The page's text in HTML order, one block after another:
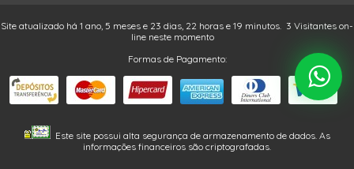
Site atualizado há 1 ano, 5 meses e 23 dias, 22 horas e 19 minutos. 3 Visitantes on-
line neste momento
Formas de Pagamento:
Este site possui alta segurança de armazenamento de dados. As
informações financeiros são criptografadas.